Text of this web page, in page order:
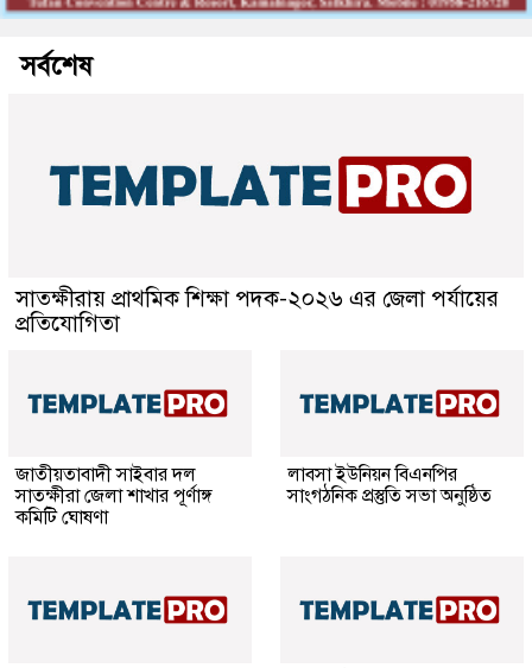
সর্বশেষ
সাতক্ষীরায় প্রাথমিক শিক্ষা পদক-২০২৬ এর জেলা পর্যায়ের
প্রতিযোগিতা
জাতীয়তাবাদী সাইবার দল
সাতক্ষীরা জেলা শাখার পূর্ণাঙ্গ
কমিটি ঘোষণা
লাবসা ইউনিয়ন বিএনপির
সাংগঠনিক প্রস্তুতি সভা অনুষ্ঠিত